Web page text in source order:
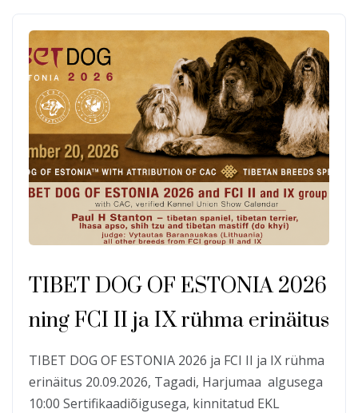
TIBET DOG OF ESTONIA 2026
ning FCI II ja IX rühma erinäitus
TIBET DOG OF ESTONIA 2026 ja FCI II ja IX rühma
erinäitus 20.09.2026, Tagadi, Harjumaa algusega
10:00 Sertifikaadiõigusega, kinnitatud EKL